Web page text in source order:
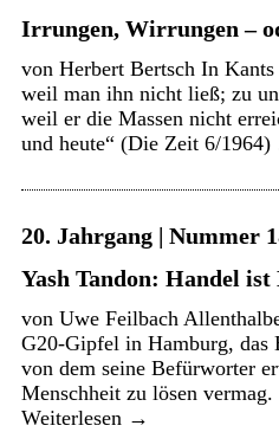
Irrungen, Wirrungen –
von Herbert Bertsch In
weil man ihn nicht ließ; zu
weil er die Massen nicht
und heute“ (Die Zeit 6/
20. Jahrgang | Nummer
Yash Tandon: Handel
von Uwe Feilbach
G20-Gipfel in Hamburg, das
von dem seine Befürworter
Menschheit zu lösen
Weiterlesen →